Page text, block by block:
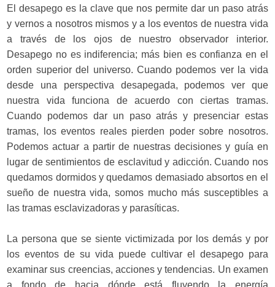
El desapego es la clave que nos permite dar un paso atrás
y vernos a nosotros mismos y a los eventos de nuestra vida
a través de los ojos de nuestro observador interior.
Desapego no es indiferencia; más bien es confianza en el
orden superior del universo. Cuando podemos ver la vida
desde una perspectiva desapegada, podemos ver que
nuestra vida funciona de acuerdo con ciertas tramas.
Cuando podemos dar un paso atrás y presenciar estas
tramas, los eventos reales pierden poder sobre nosotros.
Podemos actuar a partir de nuestras decisiones y guía en
lugar de sentimientos de esclavitud y adicción. Cuando nos
quedamos dormidos y quedamos demasiado absortos en el
sueño de nuestra vida, somos mucho más susceptibles a
las tramas esclavizadoras y parasíticas.
La persona que se siente victimizada por los demás y por
los eventos de su vida puede cultivar el desapego para
examinar sus creencias, acciones y tendencias. Un examen
a fondo de hacia dónde está fluyendo la energía